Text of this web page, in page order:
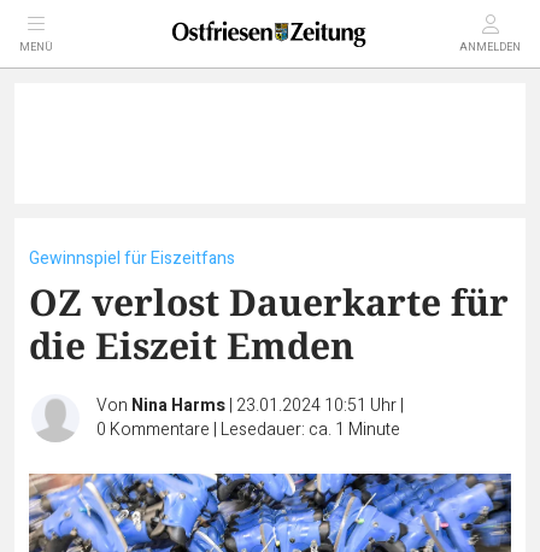
MENÜ ANMELDEN
Gewinnspiel für Eiszeitfans
OZ verlost Dauerkarte für
die Eiszeit Emden
Von Nina Harms| 23.01.2024 10:51 Uhr|
0 Kommentare | Lesedauer: ca. 1 Minute